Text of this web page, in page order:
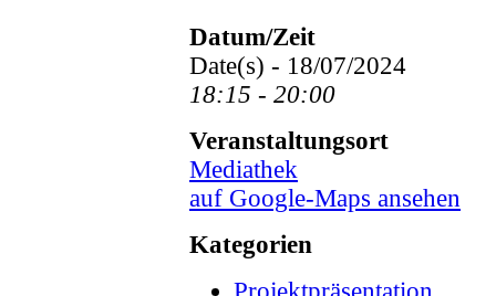
Datum/Zeit
Date(s) - 18/07/2024
18:15 - 20:00
Veranstaltungsort
Mediathek
auf Google-Maps ansehen
Kategorien